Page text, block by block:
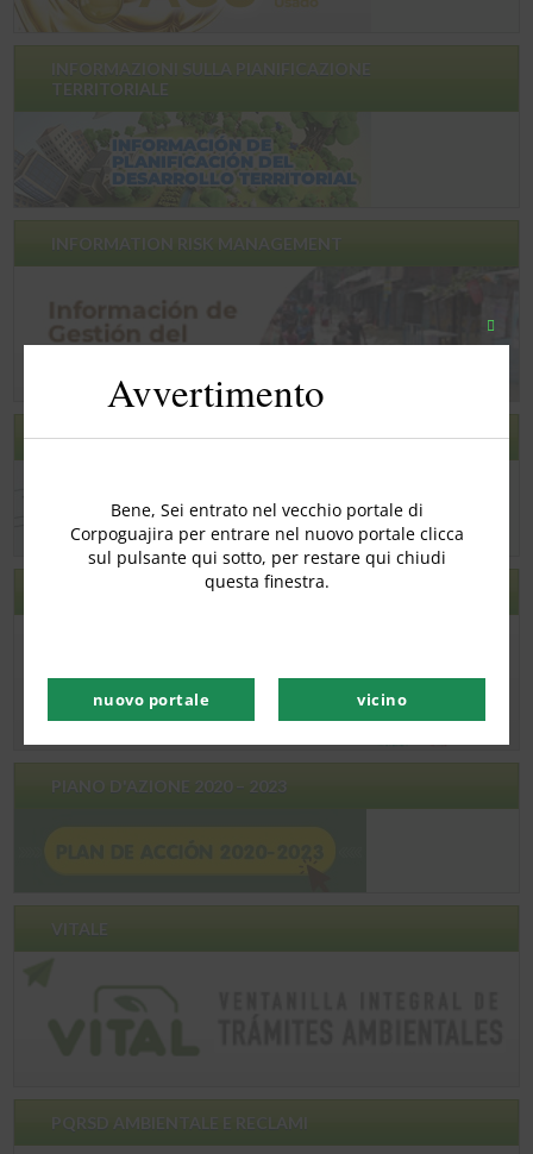
TERRITORIALE
INFORMATION RISK MANAGEMENT
SONDAGGIO SODDISFAZIONE
PIANO D'AZIONE 2020 – 2023
VITALE
PQRSD AMBIENTALE E RECLAMI
Chiudi
Avvertimento
Bene, Sei entrato nel vecchio portale di
Corpoguajira per entrare nel nuovo portale clicca
sul pulsante qui sotto, per restare qui chiudi
questa finestra.
nuovo portale vicino